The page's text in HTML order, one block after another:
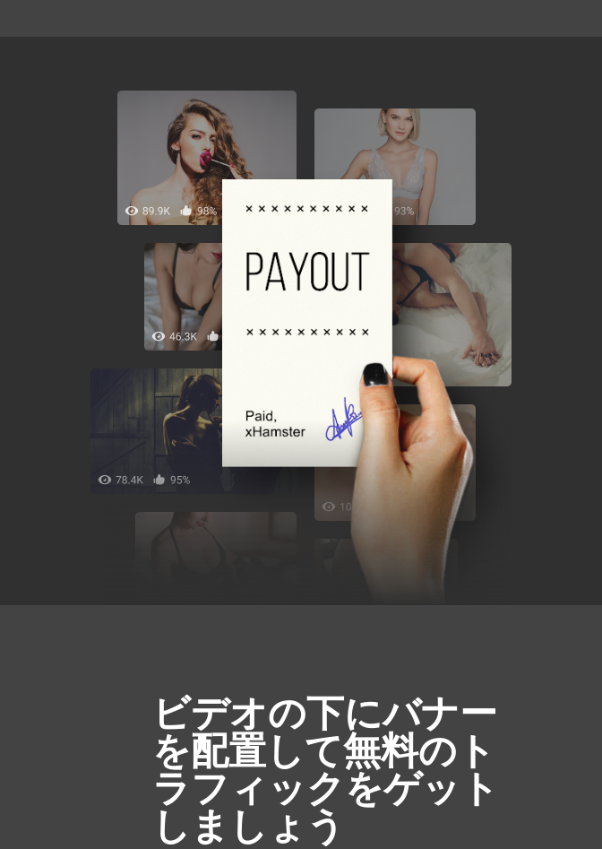
ビデオの下にバナー
を配置して無料のト
ラフィックをゲット
しましょう